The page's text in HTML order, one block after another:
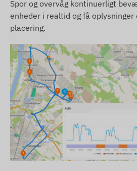
billeder. Vi forbeholder os
producentændringer
uoverensstemmelser.
Spor og overvåg kontinuerligt
enheder i realtid og få
placering.